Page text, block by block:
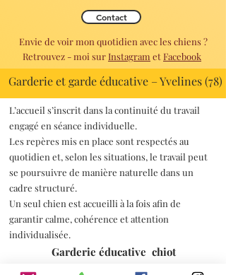
Contact
Envie de voir mon quotidien avec les chiens ?
Retrouvez - moi sur Instagram et Facebook
Garderie et garde éducative – Yvelines (78)
L’accueil s’inscrit dans la continuité du travail
engagé en séance individuelle.
Les repères mis en place sont respectés au
quotidien et, selon les situations, le travail peut
se poursuivre de manière naturelle dans un
cadre structuré.
Un seul chien est accueilli à la fois afin de
garantir calme, cohérence et attention
individualisée.
Garderie éducative chiot